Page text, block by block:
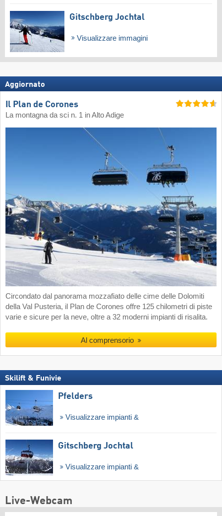
Gitschberg Jochtal
Visualizzare immagini
Aggiornato
Il Plan de Corones
La montagna da sci n. 1 in Alto Adige
Circondato dal panorama mozzafiato delle cime delle Dolomiti
della Val Pusteria, il Plan de Corones offre 125 chilometri di piste
varie e sicure per la neve, oltre a 32 moderni impianti di risalita.
Al comprensorio
Skilift & Funivie
Pfelders
Visualizzare impianti &
Gitschberg Jochtal
Visualizzare impianti &
Live-Webcam